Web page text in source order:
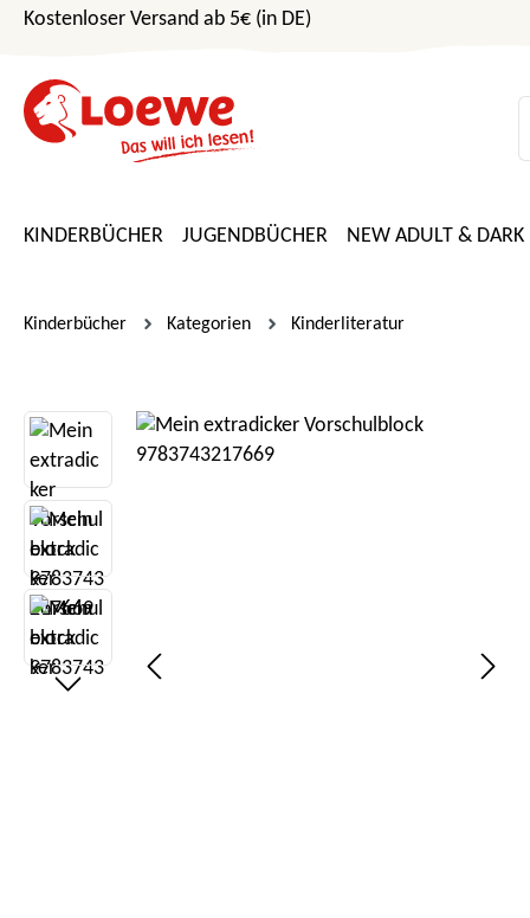
Hauptinhalt springen
Zur Suche springen
Zur Hauptnavigation springen
Kostenloser Versand ab 5€ (in DE)
KINDERBÜCHER JUGENDBÜCHER NEW ADULT & DARK
Kinderbücher Kategorien Kinderliteratur
Bildergalerie überspringen